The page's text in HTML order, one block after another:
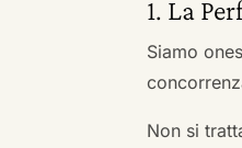
1. La
Siamo
Non si